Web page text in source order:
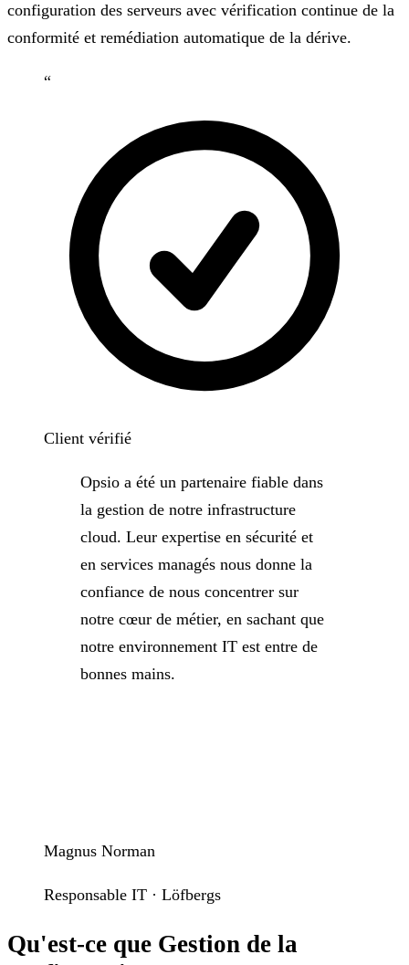
configuration des serveurs avec vérification continue de la
conformité et remédiation automatique de la dérive.
“
Client vérifié
Opsio a été un partenaire fiable dans
la gestion de notre infrastructure
cloud. Leur expertise en sécurité et
en services managés nous donne la
confiance de nous concentrer sur
notre cœur de métier, en sachant que
notre environnement IT est entre de
bonnes mains.
Magnus Norman
Responsable IT · Löfbergs
Qu'est-ce que Gestion de la